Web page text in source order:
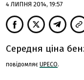
4 ЛИПНЯ 2014, 19:57
Середня ціна
повідомляє UPECO.